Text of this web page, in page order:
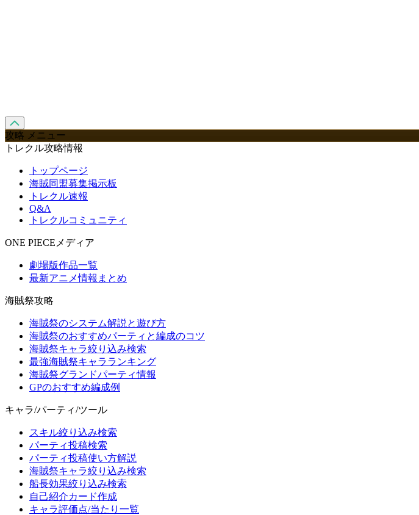
攻略 メニュー
トレクル攻略情報
トップページ
海賊同盟募集掲示板
トレクル速報
Q&A
トレクルコミュニティ
ONE PIECEメディア
劇場版作品一覧
最新アニメ情報まとめ
海賊祭攻略
海賊祭のシステム解説と遊び方
海賊祭のおすすめパーティと編成のコツ
海賊祭キャラ絞り込み検索
最強海賊祭キャラランキング
海賊祭グランドパーティ情報
GPのおすすめ編成例
キャラ/パーティ/ツール
スキル絞り込み検索
パーティ投稿検索
パーティ投稿使い方解説
海賊祭キャラ絞り込み検索
船長効果絞り込み検索
自己紹介カード作成
キャラ評価点/当たり一覧